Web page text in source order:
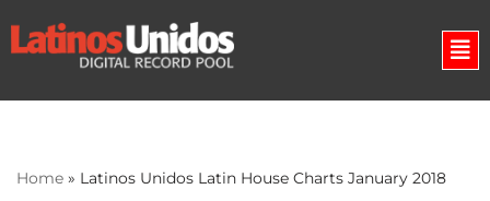
Skip
Home » Latinos Unidos Latin House Charts January 2018